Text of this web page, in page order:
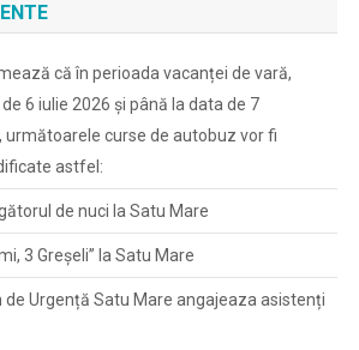
că în perioada vacanței de vară,
6 iulie 2026 și până la data de 7
următoarele curse de autobuz vor fi
astfel:
de nuci la Satu Mare
3 Greșeli” la Satu Mare
Urgență Satu Mare angajeaza asistenți